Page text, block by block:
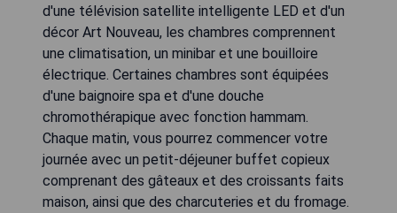
d'une télévision satellite intelligente LED et d'un
décor Art Nouveau, les chambres comprennent
une climatisation, un minibar et une bouilloire
électrique. Certaines chambres sont équipées
d'une baignoire spa et d'une douche
chromothérapique avec fonction hammam.
Chaque matin, vous pourrez commencer votre
journée avec un petit-déjeuner buffet copieux
comprenant des gâteaux et des croissants faits
maison, ainsi que des charcuteries et du fromage.